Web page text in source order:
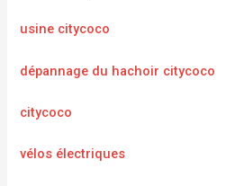
usine citycoco
dépannage du hachoir citycoco
citycoco
vélos électriques